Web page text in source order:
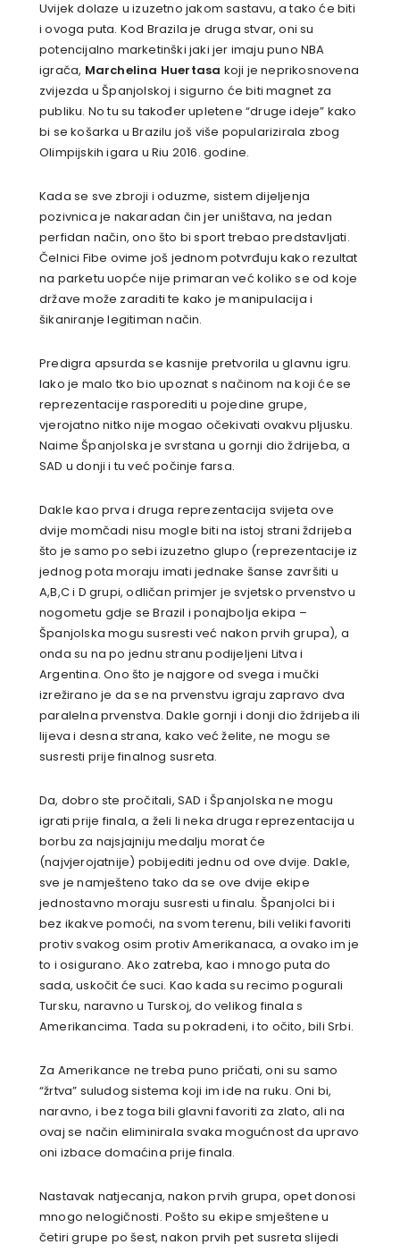
Uvijek dolaze u izuzetno jakom sastavu, a tako će biti
i ovoga puta. Kod Brazila je druga stvar, oni su
potencijalno marketinški jaki jer imaju puno NBA
igrača, Marchelina Huertasa koji je neprikosnovena
zvijezda u Španjolskoj i sigurno će biti magnet za
publiku. No tu su također upletene “druge ideje” kako
bi se košarka u Brazilu još više popularizirala zbog
Olimpijskih igara u Riu 2016. godine.
Kada se sve zbroji i oduzme, sistem dijeljenja
pozivnica je nakaradan čin jer uništava, na jedan
perfidan način, ono što bi sport trebao predstavljati.
Čelnici Fibe ovime još jednom potvrđuju kako rezultat
na parketu uopće nije primaran već koliko se od koje
države može zaraditi te kako je manipulacija i
šikaniranje legitiman način.
Predigra apsurda se kasnije pretvorila u glavnu igru.
Iako je malo tko bio upoznat s načinom na koji će se
reprezentacije rasporediti u pojedine grupe,
vjerojatno nitko nije mogao očekivati ovakvu pljusku.
Naime Španjolska je svrstana u gornji dio ždrijeba, a
SAD u donji i tu već počinje farsa.
Dakle kao prva i druga reprezentacija svijeta ove
dvije momčadi nisu mogle biti na istoj strani ždrijeba
što je samo po sebi izuzetno glupo (reprezentacije iz
jednog pota moraju imati jednake šanse završiti u
A,B,C i D grupi, odličan primjer je svjetsko prvenstvo u
nogometu gdje se Brazil i ponajbolja ekipa –
Španjolska mogu susresti već nakon prvih grupa), a
onda su na po jednu stranu podijeljeni Litva i
Argentina. Ono što je najgore od svega i mučki
izrežirano je da se na prvenstvu igraju zapravo dva
paralelna prvenstva. Dakle gornji i donji dio ždrijeba ili
lijeva i desna strana, kako već želite, ne mogu se
susresti prije finalnog susreta.
Da, dobro ste pročitali, SAD i Španjolska ne mogu
igrati prije finala, a želi li neka druga reprezentacija u
borbu za najsjajniju medalju morat će
(najvjerojatnije) pobijediti jednu od ove dvije. Dakle,
sve je namješteno tako da se ove dvije ekipe
jednostavno moraju susresti u finalu. Španjolci bi i
bez ikakve pomoći, na svom terenu, bili veliki favoriti
protiv svakog osim protiv Amerikanaca, a ovako im je
to i osigurano. Ako zatreba, kao i mnogo puta do
sada, uskočit će suci. Kao kada su recimo pogurali
Tursku, naravno u Turskoj, do velikog finala s
Amerikancima. Tada su pokradeni, i to očito, bili Srbi.
Za Amerikance ne treba puno pričati, oni su samo
“žrtva” suludog sistema koji im ide na ruku. Oni bi,
naravno, i bez toga bili glavni favoriti za zlato, ali na
ovaj se način eliminirala svaka mogućnost da upravo
oni izbace domaćina prije finala.
Nastavak natjecanja, nakon prvih grupa, opet donosi
mnogo nelogičnosti. Pošto su ekipe smještene u
četiri grupe po šest, nakon prvih pet susreta slijedi